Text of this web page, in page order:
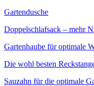
Gartendusche
Doppelschlafsack – mehr
Gartenhaube für optimale
Die wohl besten
Sauzahn für die optimale